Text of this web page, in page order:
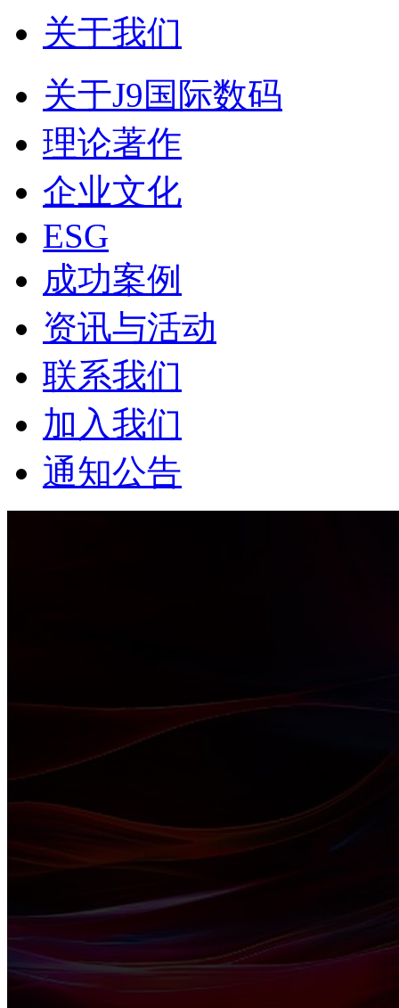
关于我们
关于J9国际数码
理论著作
企业文化
ESG
成功案例
资讯与活动
联系我们
加入我们
通知公告